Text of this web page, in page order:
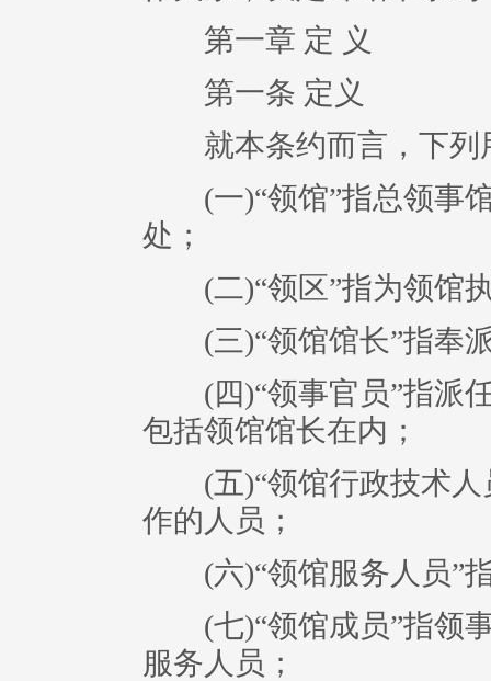
第一章 定 义
第一条 定义
就本条约而言，下列
(一)“领馆”指总领事馆
处；
(二)“领区”指为领馆执
(三)“领馆馆长”指奉
(四)“领事官员”指派任
包括领馆馆长在内；
(五)“领馆行政技术人
作的人员；
(六)“领馆服务人员”指
(七)“领馆成员”指领事
服务人员；